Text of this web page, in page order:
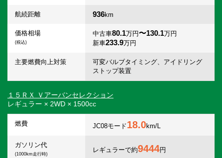
航続距離 936km
価格相場
(税込)
中古車80.1万円〜130.1万円
新車233.9万円
主要燃費向上対策
可変バルブタイミング、アイドリング
ストップ装置
１５ＲＸ Ｖアーバンセレクション
レギュラー × 2WD × 1500cc
燃費 JC08モード18.0km/L
ガソリン代
(1000km走行時)
レギュラーで約9444円